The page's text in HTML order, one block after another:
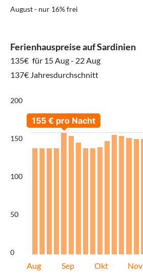
August - nur 16% frei
Ferienhauspreise auf Sardinien
135€ für 15 Aug - 22 Aug
137€ Jahresdurchschnitt
200
150
100
50
0
Aug Sep Okt Nov